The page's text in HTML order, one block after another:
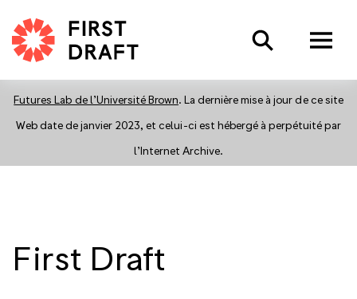
. OK
Futures Lab de l’Université Brown. La dernière mise à jour de ce site
Web date de janvier 2023, et celui-ci est hébergé à perpétuité par
l’Internet Archive.
Search
First Draft